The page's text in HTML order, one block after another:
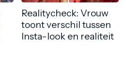
Realitycheck: Vrouw
toont verschil tussen
Insta-look en realiteit